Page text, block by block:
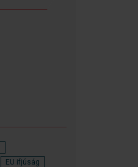
EU ifjúság